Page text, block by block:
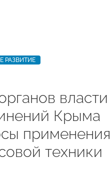
РАЗВИТИЕ
власти
Крыма
применения
техники